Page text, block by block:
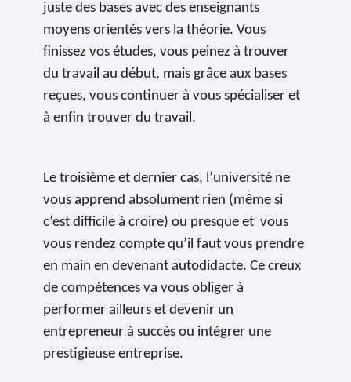
juste des bases avec des enseignants
moyens orientés vers la théorie. Vous
finissez vos études, vous peinez à trouver
du travail au début, mais grâce aux bases
reçues, vous continuer à vous spécialiser et
à enfin trouver du travail.
Le troisième et dernier cas, l’université ne
vous apprend absolument rien (même si
c’est difficile à croire) ou presque et vous
vous rendez compte qu’il faut vous prendre
en main en devenant autodidacte. Ce creux
de compétences va vous obliger à
performer ailleurs et devenir un
entrepreneur à succès ou intégrer une
prestigieuse entreprise.